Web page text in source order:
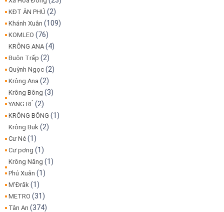
KĐT ÂN PHÚ (2)
Khánh Xuân (109)
KOMLEO (76)
KRÔNG ANA (4)
Buôn Trấp (2)
Quỳnh Ngọc (2)
Krông Ana (2)
Krông Bông (3)
YANG RÉ (2)
KRÔNG BÔNG (1)
Krông Buk (2)
Cư Né (1)
Cư pơng (1)
Krông Năng (1)
Phú Xuân (1)
M'Đrăk (1)
METRO (31)
Tân An (374)